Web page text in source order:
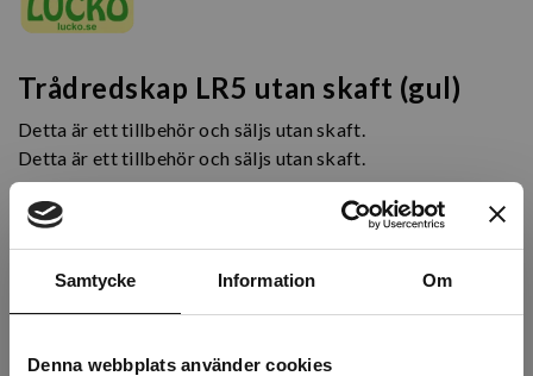
Samtycke Information Om
Denna webbplats använder cookies
Trådredskap LR5 utan skaft (gul)
Detta är ett tillbehör och säljs utan skaft.
Detta är ett tillbehör och säljs utan skaft.
Artikelnr: SR31213
Finns i lager (10 st)
Exkl. moms: 219 kr